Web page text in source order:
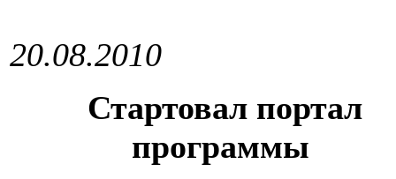
20.08.2010
Стартовал портал
программы